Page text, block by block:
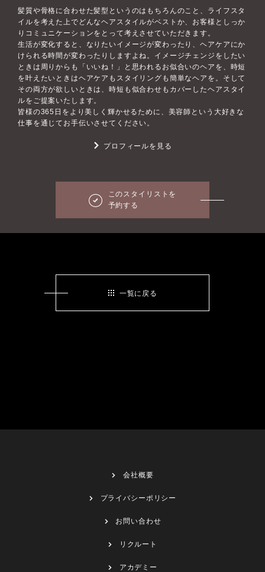
髪質や骨格に合わせた髪型というのはもちろんのこと、ライフスタ
イルを考えた上でどんなヘアスタイルがベストか、お客様としっか
りコミュニケーションをとって考えさせていただきます。
生活が変化すると、なりたいイメージが変わったり、ヘアケアにか
けられる時間が変わったりしますよね。イメージチェンジをしたい
ときは周りからも「いいね！」と思われるお似合いのヘアを、時短
を叶えたいときはヘアケアもスタイリングも簡単なヘアを。そして
その両方が欲しいときは、時短も似合わせもカバーしたヘアスタイ
ルをご提案いたします。
皆様の365日をより美しく輝かせるために、美容師という大好きな
仕事を通じてお手伝いさせてください。
プロフィールを見る
このスタイリストを
予約する
一覧に戻る
会社概要
プライバシーポリシー
お問い合わせ
リクルート
アカデミー